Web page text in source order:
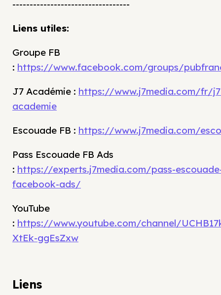
----------------------------------
Liens utiles:
Groupe FB
: https://www.facebook.com/groups/
J7 Académie : https://www.j7media.com/fr/
academie
Escouade FB : https://www.j7media.com/
Pass Escouade FB Ads
: https://experts.j7media.com/pass-
facebook-ads/
YouTube
: https://www.youtube.com/channel/
XtEk-ggEsZxw
Liens